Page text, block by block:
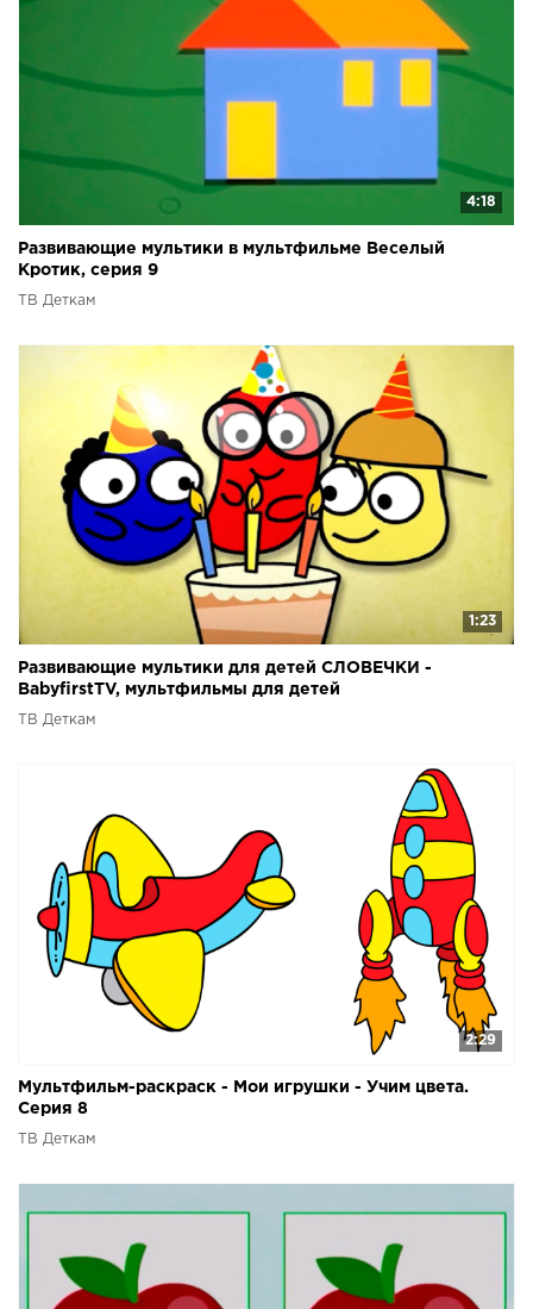
4:18
Развивающие мультики в мультфильме Веселый
Кротик, серия 9
ТВ Деткам
1:23
Развивающие мультики для детей СЛОВЕЧКИ -
BabyfirstTV, мультфильмы для детей
ТВ Деткам
2:29
Мультфильм-раскраск - Мои игрушки - Учим цвета.
Серия 8
ТВ Деткам